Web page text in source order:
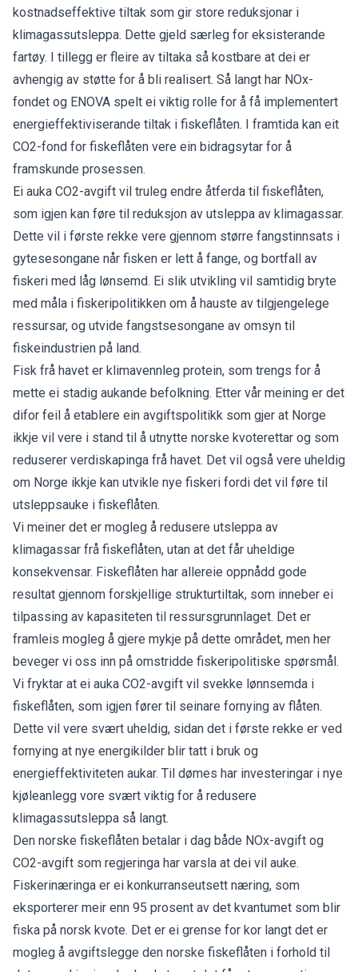
kostnadseffektive tiltak som gir store reduksjonar i
klimagassutsleppa. Dette gjeld særleg for eksisterande
fartøy. I tillegg er fleire av tiltaka så kostbare at dei er
avhengig av støtte for å bli realisert. Så langt har NOx-
fondet og ENOVA spelt ei viktig rolle for å få implementert
energieffektiviserande tiltak i fiskeflåten. I framtida kan eit
CO2-fond for fiskeflåten vere ein bidragsytar for å
framskunde prosessen.
Ei auka CO2-avgift vil truleg endre åtferda til fiskeflåten,
som igjen kan føre til reduksjon av utsleppa av klimagassar.
Dette vil i første rekke vere gjennom større fangstinnsats i
gytesesongane når fisken er lett å fange, og bortfall av
fiskeri med låg lønsemd. Ei slik utvikling vil samtidig bryte
med måla i fiskeripolitikken om å hauste av tilgjengelege
ressursar, og utvide fangstsesongane av omsyn til
fiskeindustrien på land.
Fisk frå havet er klimavennleg protein, som trengs for å
mette ei stadig aukande befolkning. Etter vår meining er det
difor feil å etablere ein avgiftspolitikk som gjer at Norge
ikkje vil vere i stand til å utnytte norske kvoterettar og som
reduserer verdiskapinga frå havet. Det vil også vere uheldig
om Norge ikkje kan utvikle nye fiskeri fordi det vil føre til
utsleppsauke i fiskeflåten.
Vi meiner det er mogleg å redusere utsleppa av
klimagassar frå fiskeflåten, utan at det får uheldige
konsekvensar. Fiskeflåten har allereie oppnådd gode
resultat gjennom forskjellige strukturtiltak, som inneber ei
tilpassing av kapasiteten til ressursgrunnlaget. Det er
framleis mogleg å gjere mykje på dette området, men her
beveger vi oss inn på omstridde fiskeripolitiske spørsmål.
Vi fryktar at ei auka CO2-avgift vil svekke lønnsemda i
fiskeflåten, som igjen fører til seinare fornying av flåten.
Dette vil vere svært uheldig, sidan det i første rekke er ved
fornying at nye energikilder blir tatt i bruk og
energieffektiviteten aukar. Til dømes har investeringar i nye
kjøleanlegg vore svært viktig for å redusere
klimagassutsleppa så langt.
Den norske fiskeflåten betalar i dag både NOx-avgift og
CO2-avgift som regjeringa har varsla at dei vil auke.
Fiskerinæringa er ei konkurranseutsett næring, som
eksporterer meir enn 95 prosent av det kvantumet som blir
fiska på norsk kvote. Det er ei grense for kor langt det er
mogleg å avgiftslegge den norske fiskeflåten i forhold til